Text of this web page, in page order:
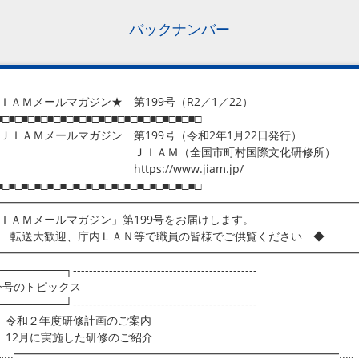
バックナンバー
ＡＭメールマガジン★ 第199号（R2／1／22）
ＡＭメールマガジン 第199号（令和2年1月22日発行）
ＩＡＭ（全国市町村国際文化研修所）
www.jiam.jp/
ＩＡＭメールマガジン」第199号をお届けします。
送大歓迎、庁内ＬＡＮ等で職員の皆様でご供覧ください ◆
のトピックス
和２年度研修計画のご案内
月に実施した研修のご紹介
‥...━━━━━━━━━━━━━━━━━━━━━━━━━━━━━...‥